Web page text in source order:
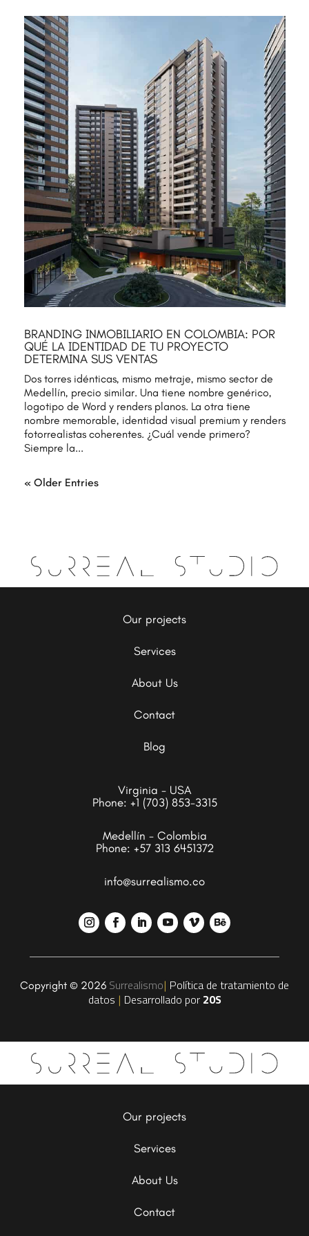
BRANDING INMOBILIARIO EN COLOMBIA: POR
QUÉ LA IDENTIDAD DE TU PROYECTO
DETERMINA SUS VENTAS
Dos torres idénticas, mismo metraje, mismo sector de
Medellín, precio similar. Una tiene nombre genérico,
logotipo de Word y renders planos. La otra tiene
nombre memorable, identidad visual premium y renders
fotorrealistas coherentes. ¿Cuál vende primero?
Siempre la...
« Older Entries
Our projects
Services
About Us
Contact
Blog
Virginia - USA
Phone: +1 (703) 853-3315
Medellín - Colombia
Phone: +57 313 6451372
info@surrealismo.co
Copyright © 2026 Surrealismo| Política de tratamiento de
datos | Desarrollado por 20S
Our projects
Services
About Us
Contact